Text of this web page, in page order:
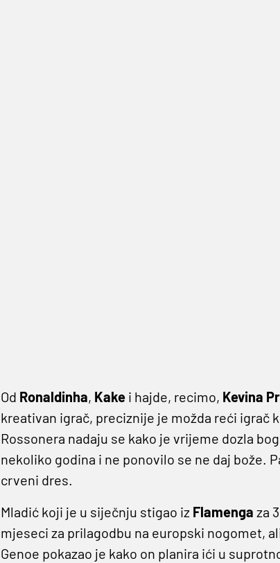
Od Ronaldinha, Kake i hajde, recimo, Kevina
kreativan igrač, preciznije je možda reći igrač
Rossonera nadaju se kako je vrijeme dozla
nekoliko godina i ne ponovilo se ne daj bože.
crveni dres.
Mladić koji je u siječnju stigao iz Flamenga za
mjeseci za prilagodbu na europski nogomet,
Genoe pokazao je kako on planira ići u